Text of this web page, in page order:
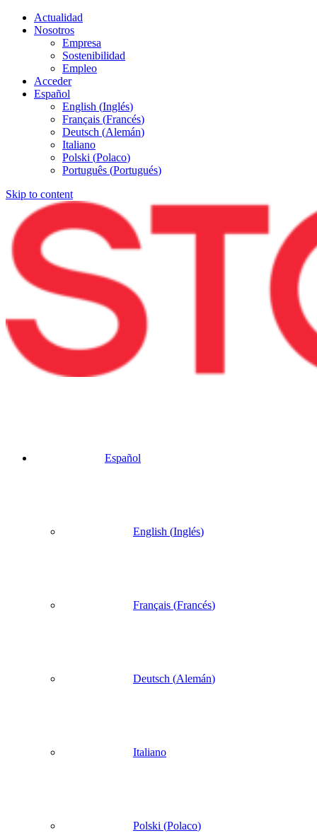
Actualidad
Nosotros
Empresa
Sostenibilidad
Empleo
Acceder
Español
English (Inglés)
Français (Francés)
Deutsch (Alemán)
Italiano
Polski (Polaco)
Português (Portugués)
Skip to content
Español
English (Inglés)
Français (Francés)
Deutsch (Alemán)
Italiano
Polski (Polaco)